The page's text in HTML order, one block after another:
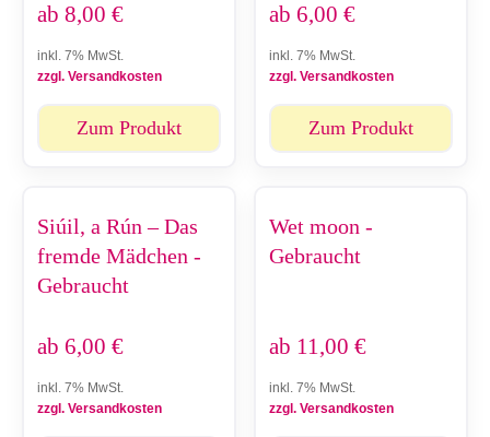
ab 8,00 €
inkl. 7% MwSt.
zzgl. Versandkosten
Zum Produkt
ab 6,00 €
inkl. 7% MwSt.
zzgl. Versandkosten
Zum Produkt
Siúil, a Rún – Das
fremde Mädchen -
Gebraucht
ab 6,00 €
inkl. 7% MwSt.
zzgl. Versandkosten
Wet moon -
Gebraucht
ab 11,00 €
inkl. 7% MwSt.
zzgl. Versandkosten